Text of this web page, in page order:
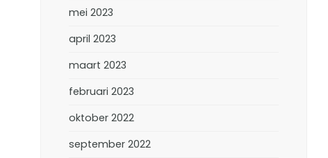
mei 2023
april 2023
maart 2023
februari 2023
oktober 2022
september 2022